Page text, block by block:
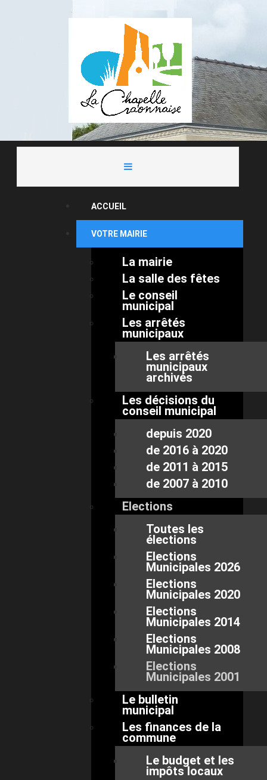
ACCUEIL
VOTRE MAIRIE
La mairie
La salle des fêtes
Le conseil
municipal
Les arrêtés
municipaux
Les arrêtés
municipaux
archivés
Les décisions du
conseil municipal
depuis 2020
de 2016 à 2020
de 2011 à 2015
de 2007 à 2010
Elections
Toutes les
élections
Elections
Municipales 2026
Elections
Municipales 2020
Elections
Municipales 2014
Elections
Municipales 2008
Elections
Municipales 2001
Le bulletin
municipal
Les finances de la
commune
Le budget et les
impôts locaux